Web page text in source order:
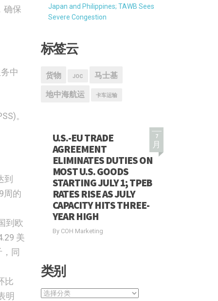
确保
中
。
到
周的
到欧
美
同
比
明
Japan and Philippines; TAWB Sees
Severe Congestion
标签云
货物 JOC 马士基
地中海航运 卡车运输
7
月
U.S.-EU TRADE
AGREEMENT
ELIMINATES DUTIES ON
MOST U.S. GOODS
STARTING JULY 1; TPEB
RATES RISE AS JULY
CAPACITY HITS THREE-
YEAR HIGH
By COH Marketing
类别
类